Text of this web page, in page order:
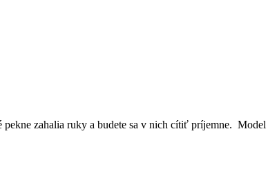
zahalia ruky a budete sa v nich cítiť príjemne. Model